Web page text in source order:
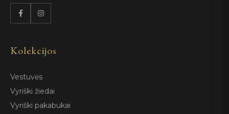
Kolekcijos
Vestuvės
Vyriški žiedai
Vyriški pakabukai